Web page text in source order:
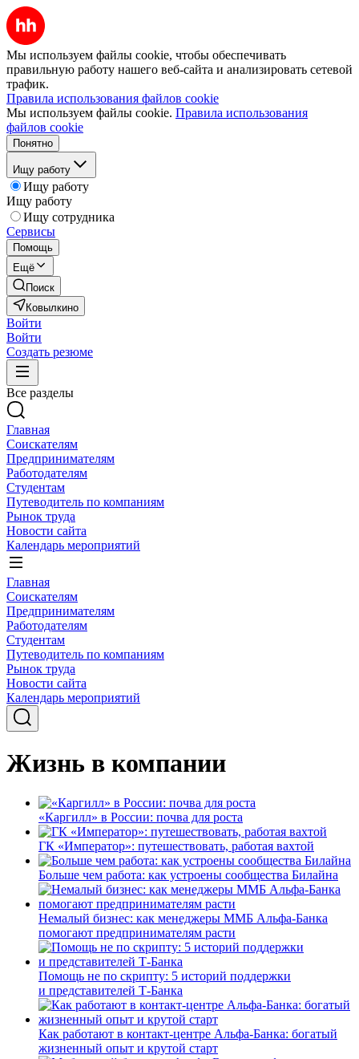
Мы используем файлы cookie, чтобы обеспечивать
правильную работу нашего веб-сайта и анализировать сетевой
трафик.
Правила использования файлов cookie
Мы используем файлы cookie. Правила использования
файлов cookie
Понятно
Ищу работу
Ищу работу
Ищу работу
Ищу сотрудника
Сервисы
Помощь
Ещё
Поиск
Ковылкино
Войти
Войти
Создать резюме
Все разделы
Главная
Соискателям
Предпринимателям
Работодателям
Студентам
Путеводитель по компаниям
Рынок труда
Новости сайта
Календарь мероприятий
Главная
Соискателям
Предпринимателям
Работодателям
Студентам
Путеводитель по компаниям
Рынок труда
Новости сайта
Календарь мероприятий
Жизнь в компании
«Каргилл» в России: почва для роста
ГК «Император»: путешествовать, работая вахтой
Больше чем работа: как устроены сообщества Билайна
Немалый бизнес: как менеджеры ММБ Альфа-Банка
помогают предпринимателям расти
Помощь не по скрипту: 5 историй поддержки
и представителей Т-Банка
Как работают в контакт-центре Альфа-Банка: богатый
жизненный опыт и крутой старт